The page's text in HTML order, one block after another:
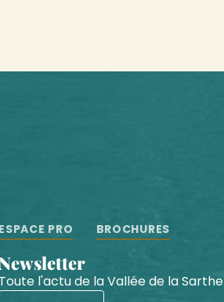
ESPACE PRO BROCHURES
Newsletter
Toute l'actu de la Vallée de la Sarthe